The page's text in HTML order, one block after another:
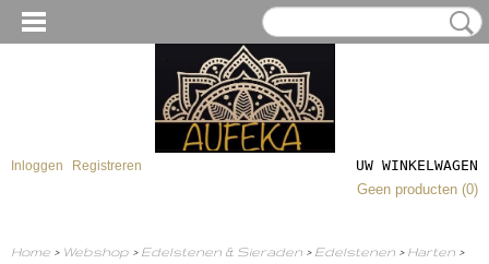
Inloggen Registreren
UW WINKELWAGEN
Geen producten (0)
Home > Webshop > Edelstenen & Sieraden > Edelstenen > Harten >